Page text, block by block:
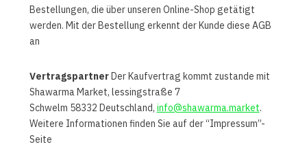
Bestellungen, die über unseren Online-Shop getätigt
werden. Mit der Bestellung erkennt der Kunde diese AGB
an
VertragspartnerDer Kaufvertrag kommt zustande mit
Shawarma Market,lessingstraße 7
Schwelm 58332Deutschland,info@shawarma.market.
Weitere Informationen finden Sie auf der “Impressum”-
Seite